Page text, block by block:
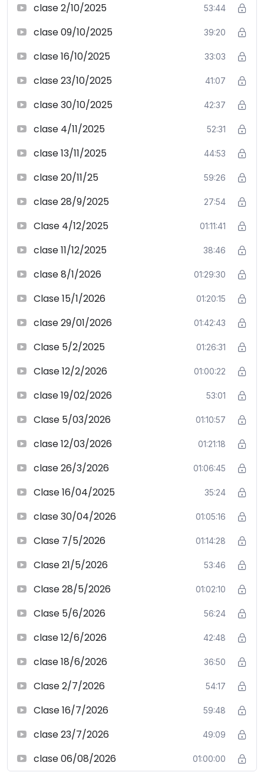
clase 2/10/2025 53:44
clase 09/10/2025 39:20
clase 16/10/2025 33:03
clase 23/10/2025 41:07
clase 30/10/2025 42:37
clase 4/11/2025 52:31
clase 13/11/2025 44:53
clase 20/11/25 59:26
clase 28/9/2025 27:54
Clase 4/12/2025 01:11:41
clase 11/12/2025 38:46
clase 8/1/2026 01:29:30
Clase 15/1/2026 01:20:15
clase 29/01/2026 01:42:43
Clase 5/2/2025 01:26:31
Clase 12/2/2026 01:00:22
clase 19/02/2026 53:01
Clase 5/03/2026 01:10:57
clase 12/03/2026 01:21:18
clase 26/3/2026 01:06:45
Clase 16/04/2025 35:24
clase 30/04/2026 01:05:16
Clase 7/5/2026 01:14:28
Clase 21/5/2026 53:46
Clase 28/5/2026 01:02:10
Clase 5/6/2026 56:24
clase 12/6/2026 42:48
clase 18/6/2026 36:50
Clase 2/7/2026 54:17
Clase 16/7/2026 59:48
clase 23/7/2026 49:09
clase 06/08/2026 01:00:00